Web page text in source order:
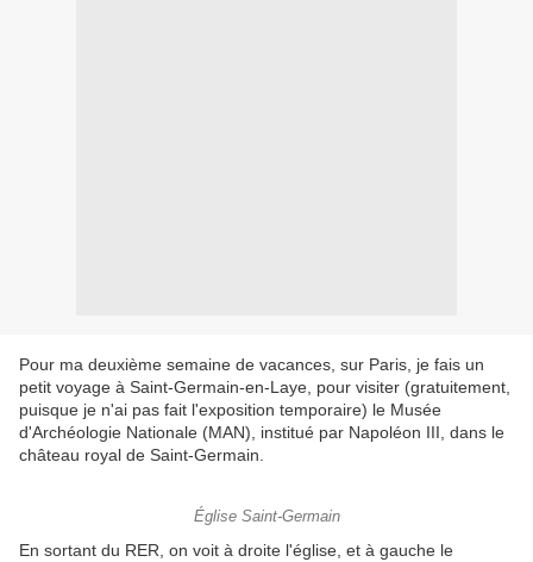
Pour ma deuxième semaine de vacances, sur Paris, je fais un
petit voyage à Saint-Germain-en-Laye, pour visiter (gratuitement,
puisque je n'ai pas fait l'exposition temporaire) le Musée
d'Archéologie Nationale (MAN), institué par Napoléon III, dans le
château royal de Saint-Germain.
Église Saint-Germain
En sortant du RER, on voit à droite l'église, et à gauche le